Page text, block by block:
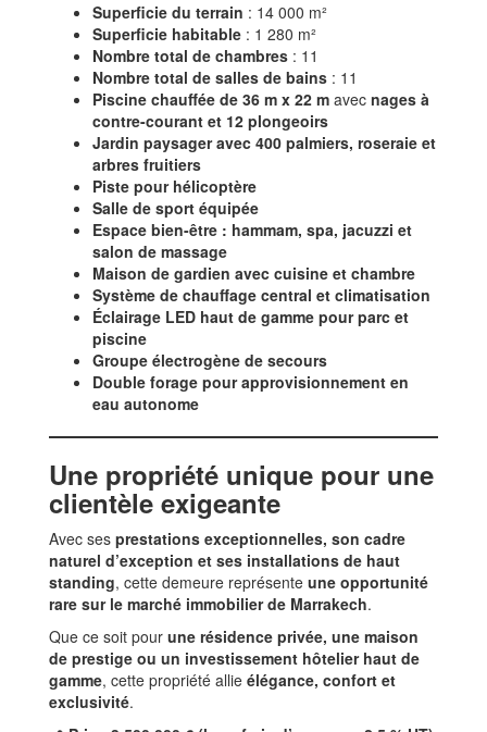
Superficie du terrain : 14 000 m²
Superficie habitable : 1 280 m²
Nombre total de chambres : 11
Nombre total de salles de bains : 11
Piscine chauffée de 36 m x 22 m avec nages à
contre-courant et 12 plongeoirs
Jardin paysager avec 400 palmiers, roseraie et
arbres fruitiers
Piste pour hélicoptère
Salle de sport équipée
Espace bien-être : hammam, spa, jacuzzi et
salon de massage
Maison de gardien avec cuisine et chambre
Système de chauffage central et climatisation
Éclairage LED haut de gamme pour parc et
piscine
Groupe électrogène de secours
Double forage pour approvisionnement en
eau autonome
Une propriété unique pour une
clientèle exigeante
Avec ses prestations exceptionnelles, son cadre
naturel d’exception et ses installations de haut
standing, cette demeure représente une opportunité
rare sur le marché immobilier de Marrakech.
Que ce soit pour une résidence privée, une maison
de prestige ou un investissement hôtelier haut de
gamme, cette propriété allie élégance, confort et
exclusivité.